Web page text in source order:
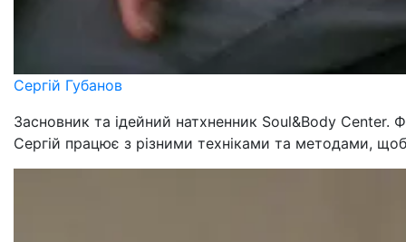
Сергій Губанов
Засновник та ідейний натхненник Soul&Body Center.
Сергій працює з різними техніками та методами,